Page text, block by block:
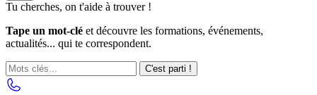
Tu cherches, on t'aide à trouver !
Tape un mot-clé et découvre les formations, événements,
actualités... qui te correspondent.
C'est parti !